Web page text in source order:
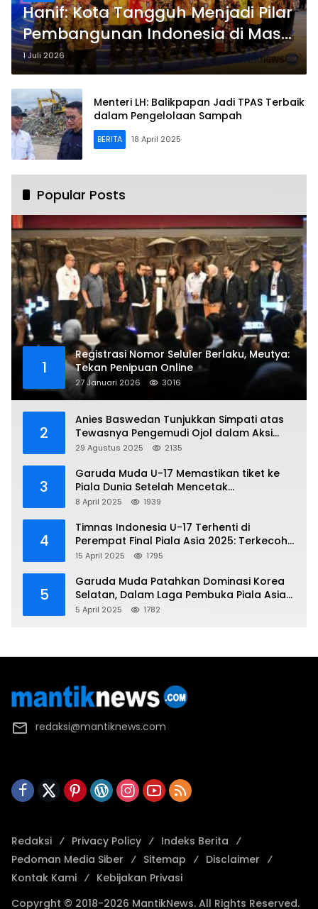
Hanif: Kota Tangguh Menjadi Pilar
Pembangunan Indonesia di Masa
Depan
1 Juli 2026
Menteri LH: Balikpapan Jadi TPAS Terbaik
dalam Pengelolaan Sampah
BERITA 18 April 2025
Popular Posts
1
Registrasi Nomor Seluler Berlaku, Meutya:
Tekan Penipuan Online
27 Januari 2026 3016
2
Anies Baswedan Tunjukkan Simpati atas
Tewasnya Pengemudi Ojol dalam Aksi
Demo
29 Agustus 2025 2135
3
Garuda Muda U-17 Memastikan tiket ke
Piala Dunia Setelah Mencetak
Kemenangan Gemilang atas Yaman 4-1 di
8 April 2025 1939
4
Timnas Indonesia U-17 Terhenti di
Perempat Final Piala Asia 2025: Terkecoh
Korea Utara
15 April 2025 1795
5
Garuda Muda Patahkan Dominasi Korea
Selatan, Dalam Laga Pembuka Piala Asia
2025 U-17
5 April 2025 1782
redaksi@mantiknews.com
Redaksi Privacy Policy
Indeks Berita
Pedoman Media Siber
Sitemap
Disclaimer
Kontak Kami
Kebijakan Privasi
Copyrght © 2018-2026 MantikNews. All Rights Reserved.